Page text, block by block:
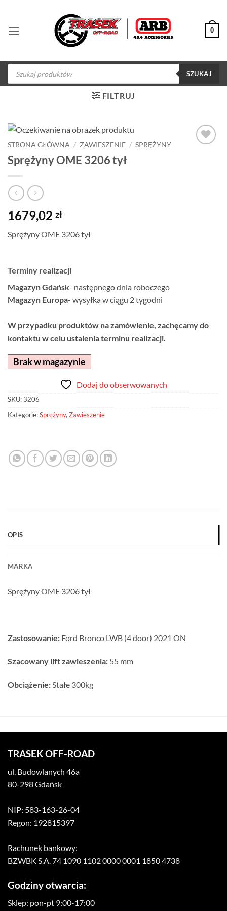
zawartości
0
Wyszukiwarka
produktów
SZUKAJ
FILTRUJ
STRONA GŁÓWNA / ZAWIESZENIE / SPRĘŻYNY
Sprężyny OME 3206 tył
1679,02 zł
Sprężyny OME 3206 tył
Terminy realizacji
Magazyn Gdańsk- następnego dnia roboczego
Magazyn Europa- wysyłka w ciągu 2 tygodni
W przypadku produktów na zamówienie, zachęcamy do
kontaktu w celu ustalenia terminu realizacji.
Brak w magazynie
Dodaj do obserwowanych
SKU:3206
Kategorie:Sprężyny,Zawieszenie
OPIS
MARKA
Sprężyny OME 3206 tył
Zastosowanie: Ford Bronco LWB (4 door) 2021 ON
Szacowany lift zawieszenia: 55 mm
Obciążenie: Stałe 300kg
TRASEK OFF-ROAD
ul. Budowlanych 46a
80-298 Gdańsk
NIP: 583-163-26-04
Regon: 192815397
Rachunek bankowy:
BZWBK S.A. 74 1090 1102 0000 0001 1850 4738
Godziny otwarcia:
Sklep: pon-pt 9:00-17:00